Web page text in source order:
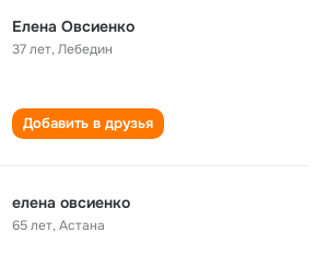
Елена Овсиенко
37 лет,Лебедин
Добавить в друзья
елена овсиенко
65 лет,Астана